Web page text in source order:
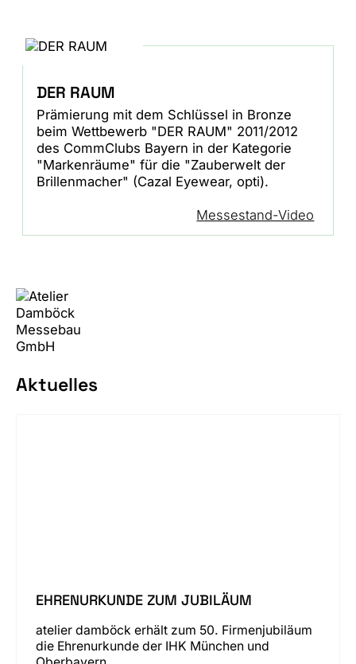
DER RAUM
Prämierung mit dem Schlüssel in Bronze
beim Wettbewerb "DER RAUM" 2011/2012
des CommClubs Bayern in der Kategorie
"Markenräume" für die "Zauberwelt der
Brillenmacher" (Cazal Eyewear, opti).
Messestand-Video
Aktuelles
EHRENURKUNDE ZUM JUBILÄUM
atelier damböck erhält zum 50. Firmenjubiläum
die Ehrenurkunde der IHK München und